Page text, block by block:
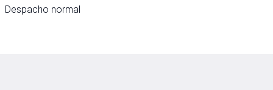
Despacho normal